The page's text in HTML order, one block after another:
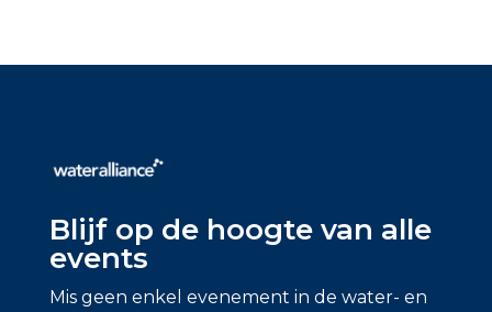
Blijf op de hoogte van alle
events
Mis geen enkel evenement in de water- en